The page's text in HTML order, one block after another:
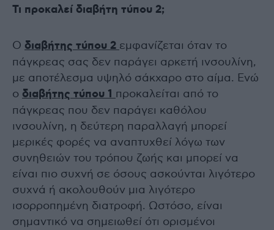
Τι προκαλεί διαβήτη τύπου 2;
Ο διαβήτης τύπου 2εμφανίζεται όταν το
πάγκρεας σας δεν παράγει αρκετή ινσουλίνη,
με αποτέλεσμα υψηλό σάκχαρο στο αίμα. Ενώ
ο διαβήτης τύπου 1προκαλείται από το
πάγκρεας που δεν παράγει καθόλου
ινσουλίνη, η δεύτερη παραλλαγή μπορεί
μερικές φορές να αναπτυχθεί λόγω των
συνηθειών του τρόπου ζωής και μπορεί να
είναι πιο συχνή σε όσους ασκούνται λιγότερο
συχνά ή ακολουθούν μια λιγότερο
ισορροπημένη διατροφή. Ωστόσο, είναι
σημαντικό να σημειωθεί ότι ορισμένοι